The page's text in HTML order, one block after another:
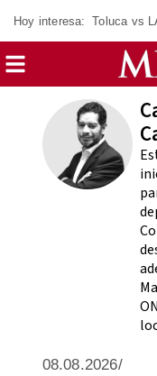
Hoy interesa: Toluca vs
08.08.2026/